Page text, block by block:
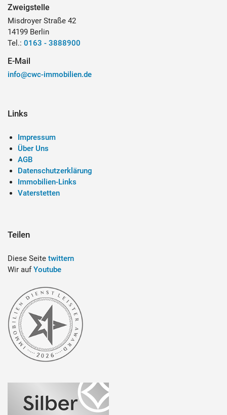
Zweigstelle
Misdroyer Straße 42
14199 Berlin
Tel.: 0163 - 3888900
E-Mail
info@cwc-immobilien.de
Links
Impressum
Über Uns
AGB
Datenschutzerklärung
Immobilien-Links
Vaterstetten
Teilen
Diese Seite twittern
Wir aufYoutube